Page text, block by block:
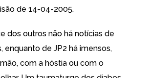
de 14-04-2005.
dos outros não há notícias de
enquanto de JP2 há imensos,
com a hóstia ou com o